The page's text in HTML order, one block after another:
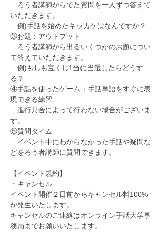
ろう者講師からでた質問を一人ずつ答えて
いただきます。
例)手話を始めたキッカケはなんですか？
③お題：アウトプット
ろう者講師から出るいくつかのお題につい
て答えていただきます。
例)もしも宝くじ1当に当選したらどうす
る？
④手話を使ったゲーム：手話単語をすぐに表
現できる練習
進行具合によって行わない場合がございま
す。
⑤質問タイム
イベント中にわからなかった手話や疑問な
どをろう者講師に質問できます。
【イベント規約】
・キャンセル
イベント開催２日前からキャンセル料100%
が発生いたします。
キャンセルのご連絡はオンライン手話大学事
務局までお願いいたします。